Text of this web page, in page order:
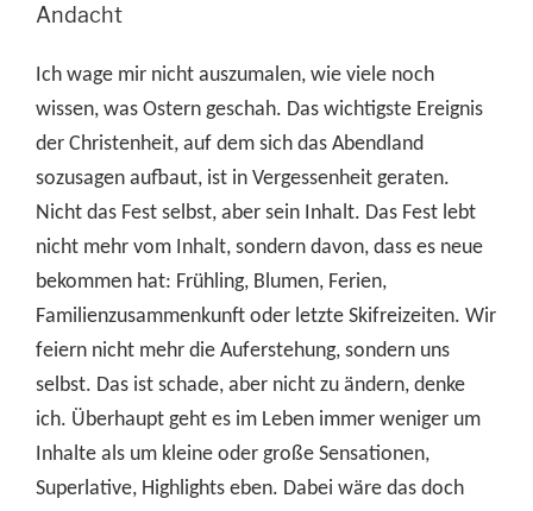
Andacht
Ich wage mir nicht auszumalen, wie viele noch
wissen, was Ostern geschah. Das wichtigste Ereignis
der Christenheit, auf dem sich das Abendland
sozusagen aufbaut, ist in Vergessenheit geraten.
Nicht das Fest selbst, aber sein Inhalt. Das Fest lebt
nicht mehr vom Inhalt, sondern davon, dass es neue
bekommen hat: Frühling, Blumen, Ferien,
Familienzusammenkunft oder letzte Skifreizeiten. Wir
feiern nicht mehr die Auferstehung, sondern uns
selbst. Das ist schade, aber nicht zu ändern, denke
ich. Überhaupt geht es im Leben immer weniger um
Inhalte als um kleine oder große Sensationen,
Superlative, Highlights eben. Dabei wäre das doch